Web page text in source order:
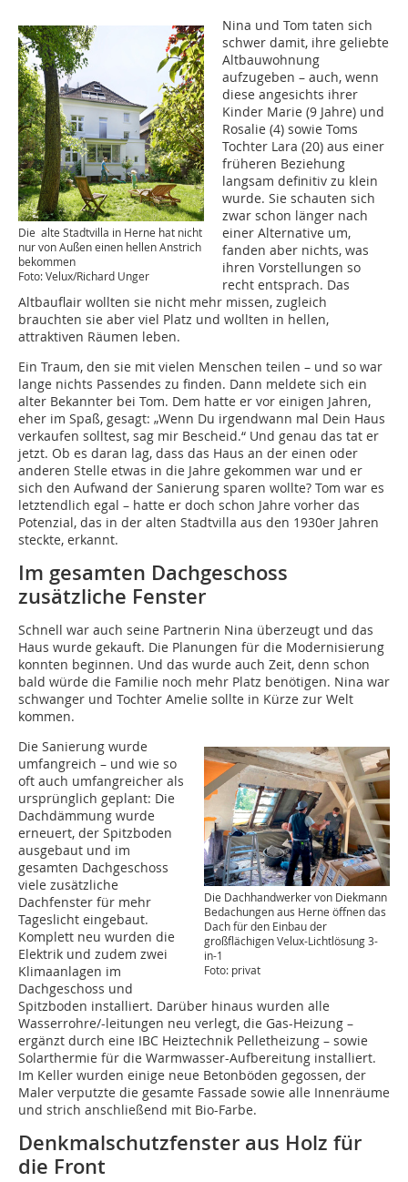
Die alte Stadtvilla in Herne hat nicht
nur von Außen einen hellen Anstrich
bekommen
Foto: Velux/Richard Unger
Nina und Tom taten sich
schwer damit, ihre geliebte
Altbauwohnung
aufzugeben – auch, wenn
diese angesichts ihrer
Kinder Marie (9 Jahre) und
Rosalie (4) sowie Toms
Tochter Lara (20) aus einer
früheren Beziehung
langsam definitiv zu klein
wurde. Sie schauten sich
zwar schon länger nach
einer Alternative um,
fanden aber nichts, was
ihren Vorstellungen so
recht entsprach. Das
Altbauflair wollten sie nicht mehr missen, zugleich
brauchten sie aber viel Platz und wollten in hellen,
attraktiven Räumen leben.
Ein Traum, den sie mit vielen Menschen teilen – und so war
lange nichts Passendes zu finden. Dann meldete sich ein
alter Bekannter bei Tom. Dem hatte er vor einigen Jahren,
eher im Spaß, gesagt: „Wenn Du irgendwann mal Dein Haus
verkaufen solltest, sag mir Bescheid.“ Und genau das tat er
jetzt. Ob es daran lag, dass das Haus an der einen oder
anderen Stelle etwas in die Jahre gekommen war und er
sich den Aufwand der Sanierung sparen wollte? Tom war es
letztendlich egal – hatte er doch schon Jahre vorher das
Potenzial, das in der alten Stadtvilla aus den 1930er Jahren
steckte, erkannt.
Im gesamten Dachgeschoss
zusätzliche Fenster
Schnell war auch seine Partnerin Nina überzeugt und das
Haus wurde gekauft. Die Planungen für die Modernisierung
konnten beginnen. Und das wurde auch Zeit, denn schon
bald würde die Familie noch mehr Platz benötigen. Nina war
schwanger und Tochter Amelie sollte in Kürze zur Welt
kommen.
Die Dachhandwerker von Diekmann
Bedachungen aus Herne öffnen das
Dach für den Einbau der
großflächigen Velux-Lichtlösung 3-
in-1
Foto: privat
Die Sanierung wurde
umfangreich – und wie so
oft auch umfangreicher als
ursprünglich geplant: Die
Dachdämmung wurde
erneuert, der Spitzboden
ausgebaut und im
gesamten Dachgeschoss
viele zusätzliche
Dachfenster für mehr
Tageslicht eingebaut.
Komplett neu wurden die
Elektrik und zudem zwei
Klimaanlagen im
Dachgeschoss und
Spitzboden installiert. Darüber hinaus wurden alle
Wasserrohre/-leitungen neu verlegt, die Gas-Heizung –
ergänzt durch eine IBC Heiztechnik Pelletheizung – sowie
Solarthermie für die Warmwasser-Aufbereitung installiert.
Im Keller wurden einige neue Betonböden gegossen, der
Maler verputzte die gesamte Fassade sowie alle Innenräume
und strich anschließend mit Bio-Farbe.
Denkmalschutzfenster aus Holz für
die Front